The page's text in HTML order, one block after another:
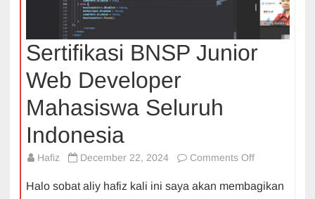
Sertifikasi BNSP Junior
Web Developer
Mahasiswa Seluruh
Indonesia
Hafiz December 22, 2024 Comments Offon
BNSP
Halo sobat aliy hafiz kali ini saya akan membagikan